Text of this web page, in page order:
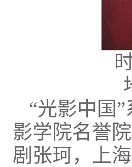
“光影中国
影学院名誉
剧张珂，上